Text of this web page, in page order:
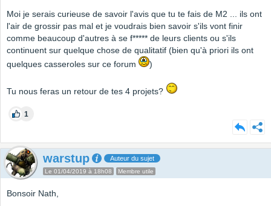
Moi je serais curieuse de savoir l'avis que tu te fais de M2 ... ils ont
l'air de grossir pas mal et je voudrais bien savoir s'ils vont finir
comme beaucoup d'autres à se f***** de leurs clients ou s'ils
continuent sur quelque chose de qualitatif (bien qu'à priori ils ont
quelques casseroles sur ce forum
)
Tu nous feras un retour de tes 4 projets?
1
warstup Auteur du sujet
Le 01/04/2019 à 18h08 Membre utile
Bonsoir Nath,